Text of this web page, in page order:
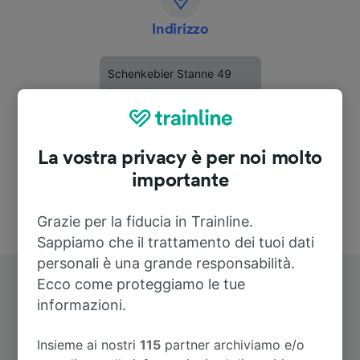
Indirizzo
Schenkebier Stanne 49
34128 Kassel
Deutschland
La vostra privacy è per noi molto
importante
Grazie per la fiducia in Trainline.
Sappiamo che il trattamento dei tuoi dati
personali è una grande responsabilità.
Ecco come proteggiamo le tue
informazioni.
Insieme ai nostri115 partner archiviamo e/o